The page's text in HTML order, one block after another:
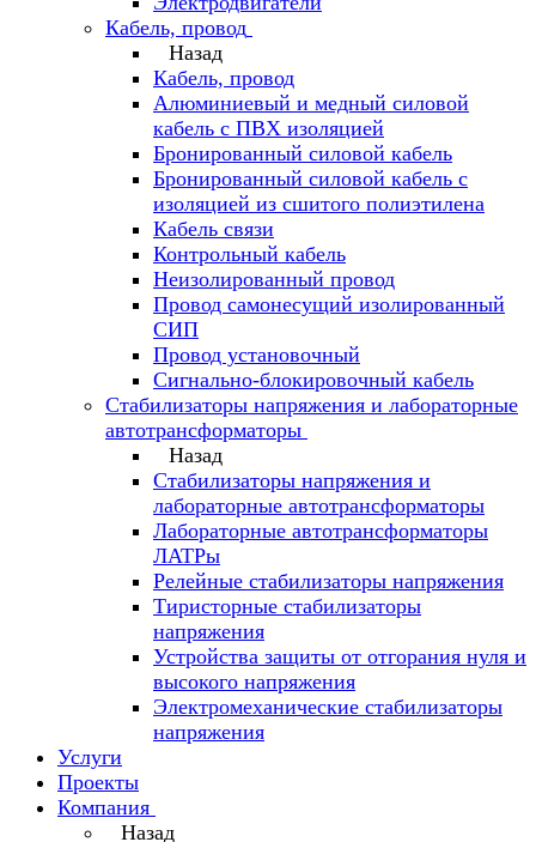
Кабель, провод
Назад
Кабель, провод
Алюминиевый и медный силовой
кабель с ПВХ изоляцией
Бронированный силовой кабель
Бронированный силовой кабель с
изоляцией из сшитого полиэтилена
Кабель связи
Контрольный кабель
Неизолированный провод
Провод самонесущий изолированный
СИП
Провод установочный
Сигнально-блокировочный кабель
Стабилизаторы напряжения и лабораторные
автотрансформаторы
Назад
Стабилизаторы напряжения и
лабораторные автотрансформаторы
Лабораторные автотрансформаторы
ЛАТРы
Релейные стабилизаторы напряжения
Тиристорные стабилизаторы
напряжения
Устройства защиты от отгорания нуля и
высокого напряжения
Электромеханические стабилизаторы
напряжения
Услуги
Проекты
Компания
Назад